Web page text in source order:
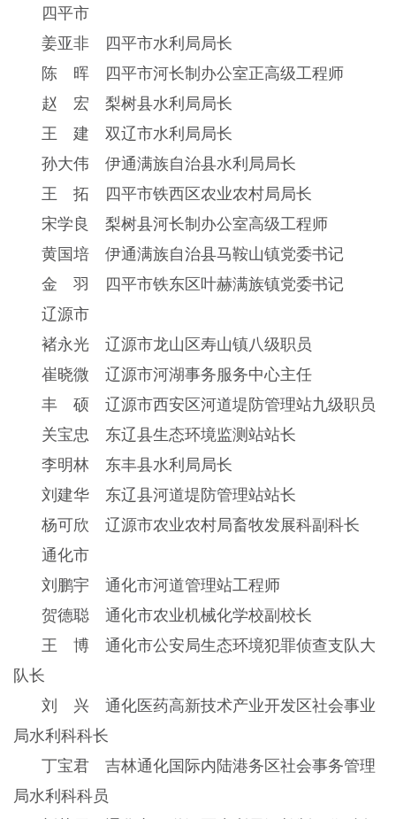
四平市
姜亚非 四平市水利局局长
陈 晖 四平市河长制办公室正高级工程师
赵 宏 梨树县水利局局长
王 建 双辽市水利局局长
孙大伟 伊通满族自治县水利局局长
王 拓 四平市铁西区农业农村局局长
宋学良 梨树县河长制办公室高级工程师
黄国培 伊通满族自治县马鞍山镇党委书记
金 羽 四平市铁东区叶赫满族镇党委书记
辽源市
褚永光 辽源市龙山区寿山镇八级职员
崔晓微 辽源市河湖事务服务中心主任
丰 硕 辽源市西安区河道堤防管理站九级职员
关宝忠 东辽县生态环境监测站站长
李明林 东丰县水利局局长
刘建华 东辽县河道堤防管理站站长
杨可欣 辽源市农业农村局畜牧发展科副科长
通化市
刘鹏宇 通化市河道管理站工程师
贺德聪 通化市农业机械化学校副校长
王 博 通化市公安局生态环境犯罪侦查支队大
队长
刘 兴 通化医药高新技术产业开发区社会事业
局水利科科长
丁宝君 吉林通化国际内陆港务区社会事务管理
局水利科科员